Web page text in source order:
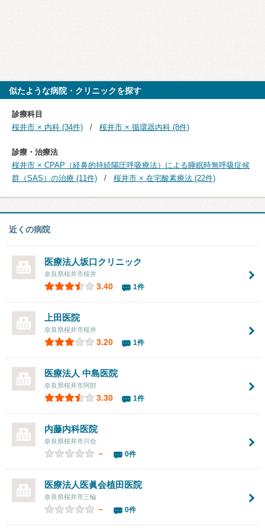
似たような病院・クリニックを探す
診療科目
桜井市 × 内科 (34件)
桜井市 × 循環器内科 (8件)
診療・治療法
桜井市 × CPAP（経鼻的持続陽圧呼吸療法）による睡眠時無呼吸症候
群（SAS）の治療 (11件)
桜井市 × 在宅酸素療法 (22件)
近くの病院
医療法人坂口クリニック
奈良県桜井市桜井
3.40 1件
上田医院
奈良県桜井市桜井
3.20 1件
医療法人 中島医院
奈良県桜井市阿部
3.30 1件
内藤内科医院
奈良県桜井市川合
－ 0件
医療法人医眞会植田医院
奈良県桜井市三輪
－ 0件